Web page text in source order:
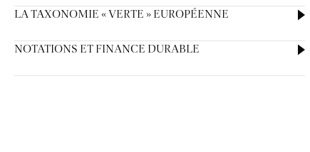
LA TAXONOMIE « VERTE » EUROPÉENNE
NOTATIONS ET FINANCE DURABLE